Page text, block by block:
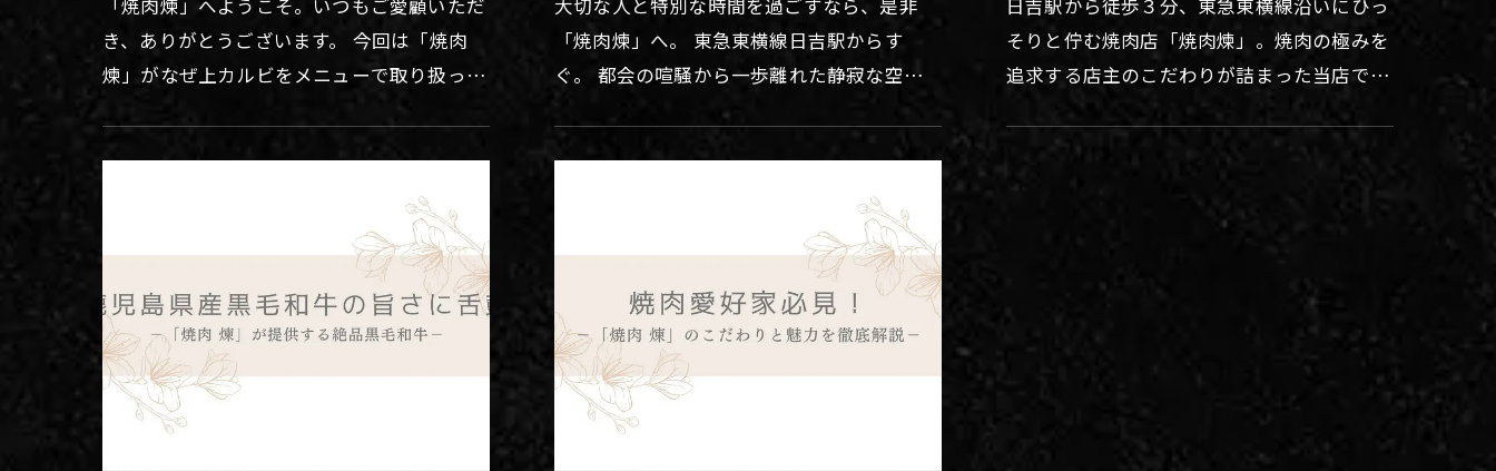
「焼肉煉」へようこそ。いつもご愛顧いただ
き、ありがとうございます。 今回は「焼肉
煉」がなぜ上カルビをメニューで取り扱って
ししたいと思います。 カルビ…
大切な人と特別な時間を過ごすなら、是非
「焼肉煉」へ。 東急東横線日吉駅からす
ぐ。 都会の喧騒から一歩離れた静寂な空間
で、極上の焼肉と共に心ゆくまで時間を堪能
できます。 隠れ家的な焼肉店「焼肉煉…
日吉駅から徒歩３分、東急東横線沿いにひっ
そりと佇む焼肉店「焼肉煉」。焼肉の極みを
追求する店主のこだわりが詰まった当店で
は、特別な日に相応しい、至福の焼肉体験を
ご提供しています。当店で特に人…